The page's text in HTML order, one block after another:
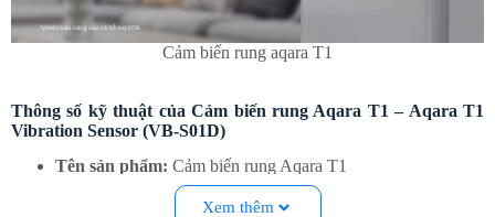
Cảm biến rung aqara T1
Thông số kỹ thuật của Cảm biến rung Aqara T1 – Aqara T1
Vibration Sensor (VB-S01D)
Tên sản phẩm: Cảm biến rung Aqara T1
VB-S01D
Zigbee 3.0 (Yêu cầu Hub Aqara Zigbee
Xem thêm